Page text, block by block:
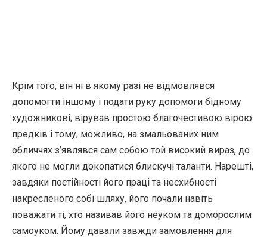
Крім того, він ні в якому разі не відмовлявся
допомогти іншому і подати руку допомоги бідному
художникові; вірував простою благочестивою вірою
предків і тому, можливо, на змальованих ним
обличчях з’являвся сам собою той високий вираз, до
якого не могли докопатися блискучі таланти. Нарешті,
завдяки постійності його праці та несхибності
накресленого собі шляху, його почали навіть
поважати ті, хто називав його неуком та доморослим
самоуком. Йому давали завжди замовлення для